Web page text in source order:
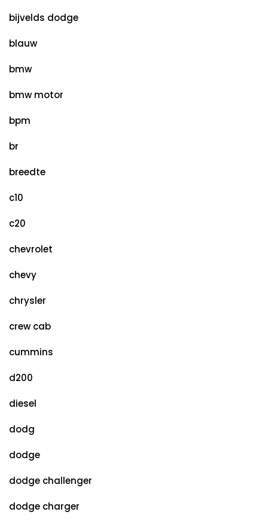
bijvelds dodge
blauw
bmw
bmw motor
bpm
br
breedte
c10
c20
chevrolet
chevy
chrysler
crew cab
cummins
d200
diesel
dodg
dodge
dodge challenger
dodge charger